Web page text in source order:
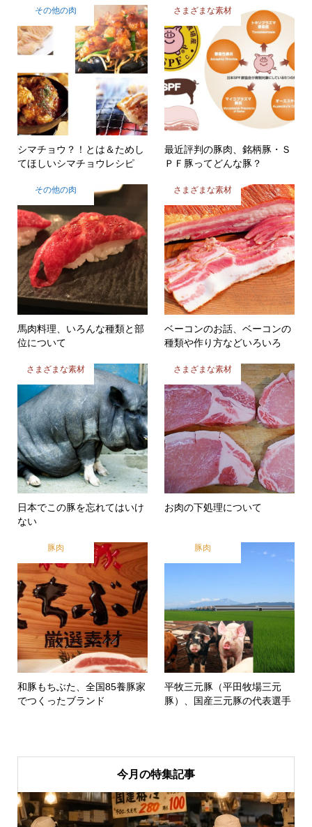
その他の肉
シマチョウ？！とは＆ためし
てほしいシマチョウレシピ
さまざまな素材
最近評判の豚肉、銘柄豚・Ｓ
ＰＦ豚ってどんな豚？
その他の肉
馬肉料理、いろんな種類と部
位について
さまざまな素材
ベーコンのお話、ベーコンの
種類や作り方などいろいろ
さまざまな素材
日本でこの豚を忘れてはいけ
ない
さまざまな素材
お肉の下処理について
豚肉
和豚もちぶた、全国85養豚家
でつくったブランド
豚肉
平牧三元豚（平田牧場三元
豚）、国産三元豚の代表選手
今月の特集記事